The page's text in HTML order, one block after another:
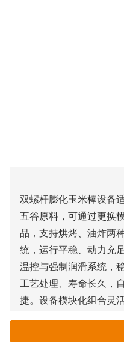
双螺杆膨化玉米棒设备
五谷原料，可通过更换
品，支持烘烤、油炸两
统，运行平稳、动力充
温控与强制润滑系统，
工艺处理、寿命长久，
捷。设备模块化组合灵